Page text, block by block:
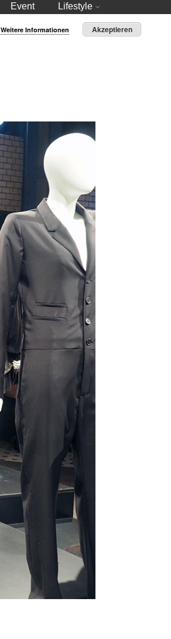
Event Lifestyle
Weitere Informationen Akzeptieren